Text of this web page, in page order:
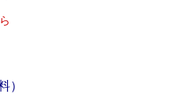
）